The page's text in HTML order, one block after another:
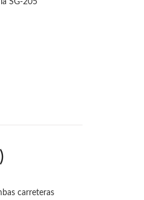
SG-205
carreteras